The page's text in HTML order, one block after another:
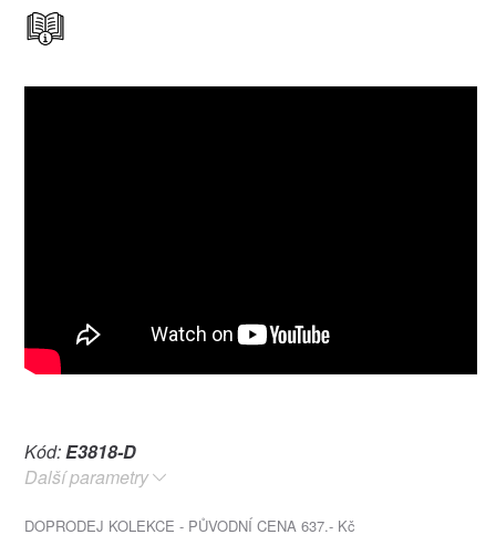
Kód:E3818-D
Další parametry
DOPRODEJ KOLEKCE - PŮVODNÍ CENA 637.- Kč